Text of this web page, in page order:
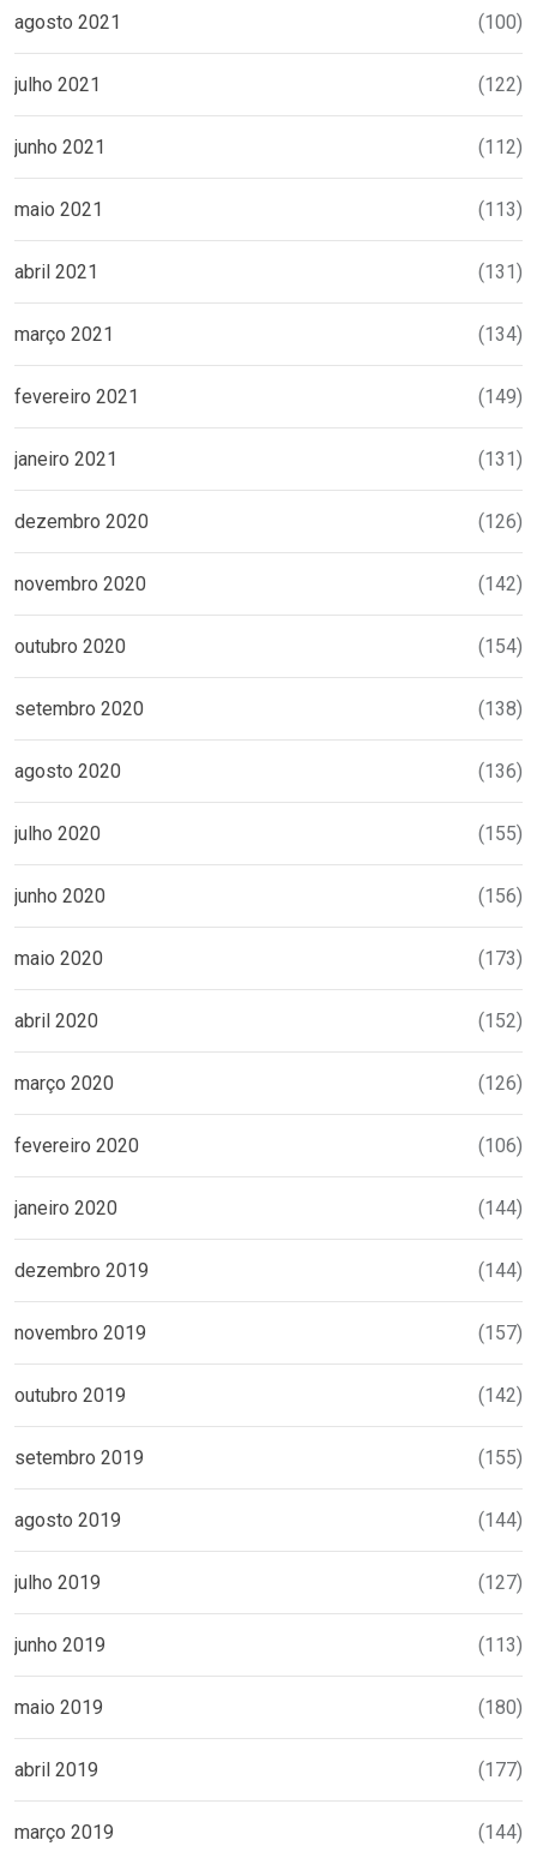
agosto 2021 (100)
julho 2021 (122)
junho 2021 (112)
maio 2021 (113)
abril 2021 (131)
março 2021 (134)
fevereiro 2021 (149)
janeiro 2021 (131)
dezembro 2020 (126)
novembro 2020 (142)
outubro 2020 (154)
setembro 2020 (138)
agosto 2020 (136)
julho 2020 (155)
junho 2020 (156)
maio 2020 (173)
abril 2020 (152)
março 2020 (126)
fevereiro 2020 (106)
janeiro 2020 (144)
dezembro 2019 (144)
novembro 2019 (157)
outubro 2019 (142)
setembro 2019 (155)
agosto 2019 (144)
julho 2019 (127)
junho 2019 (113)
maio 2019 (180)
abril 2019 (177)
março 2019 (144)